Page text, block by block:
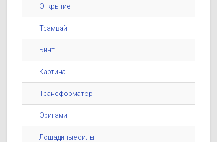
Открытие
Трамвай
Бинт
Картина
Трансформатор
Оригами
Лошадиные силы